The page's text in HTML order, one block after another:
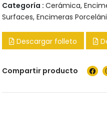
Categoría : Cerámica,
Surfaces, Encimeras
Descargar folleto
Compartir producto